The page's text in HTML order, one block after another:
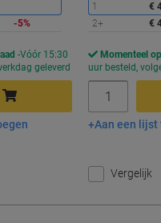
-5%
Vóór 15:30
geleverd
1
€
2+
€
Momenteel
uur besteld,
Aan een lijst
Vergelijk